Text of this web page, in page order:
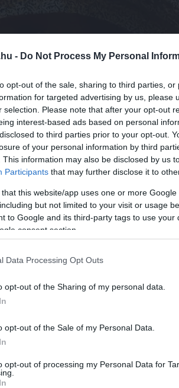
- Do Not Process My Personal
opt-out of the sale, sharing to third parties,
for targeted advertising by us, please
selection. Please note that after your opt-out
interest-based ads based on personal
to third parties prior to your opt-out.
of your personal information by third
This information may also be disclosed by us
Participants that may further disclose it to
that this website/app uses one or more
but not limited to your visit or usage
to Google and its third-party tags to use
consent section.
Data Processing Opt Outs
opt-out of the Sharing of my personal data.
opt-out of the Sale of my Personal Data.
opt-out of processing my Personal Data for